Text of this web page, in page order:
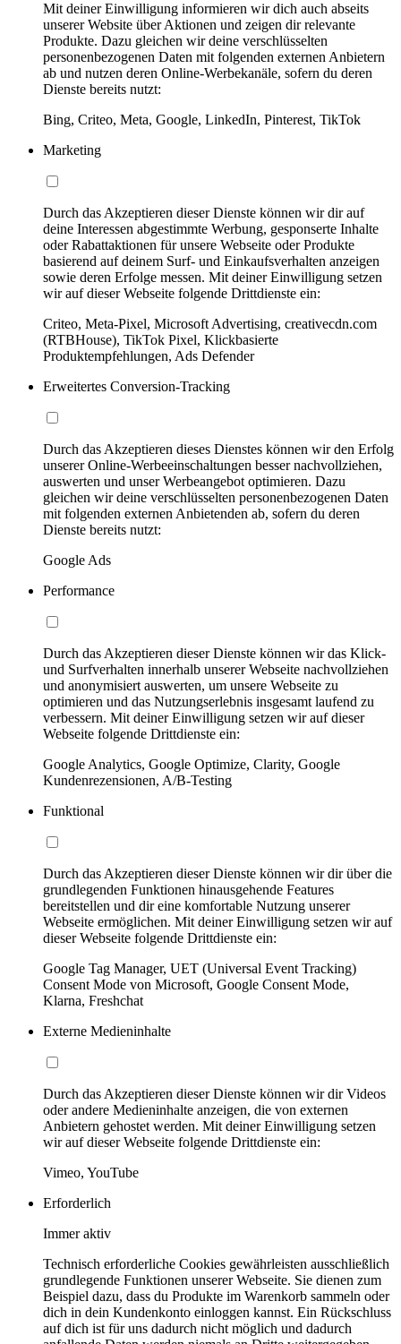
Mit deiner Einwilligung informieren wir dich auch abseits
unserer Website über Aktionen und zeigen dir relevante
Produkte. Dazu gleichen wir deine verschlüsselten
personenbezogenen Daten mit folgenden externen Anbietern
ab und nutzen deren Online-Werbekanäle, sofern du deren
Dienste bereits nutzt:
Bing, Criteo, Meta, Google, LinkedIn, Pinterest, TikTok
Marketing
Durch das Akzeptieren dieser Dienste können wir dir auf
deine Interessen abgestimmte Werbung, gesponserte Inhalte
oder Rabattaktionen für unsere Webseite oder Produkte
basierend auf deinem Surf- und Einkaufsverhalten anzeigen
sowie deren Erfolge messen. Mit deiner Einwilligung setzen
wir auf dieser Webseite folgende Drittdienste ein:
Criteo, Meta-Pixel, Microsoft Advertising, creativecdn.com
(RTBHouse), TikTok Pixel, Klickbasierte
Produktempfehlungen, Ads Defender
Erweitertes Conversion-Tracking
Durch das Akzeptieren dieses Dienstes können wir den Erfolg
unserer Online-Werbeeinschaltungen besser nachvollziehen,
auswerten und unser Werbeangebot optimieren. Dazu
gleichen wir deine verschlüsselten personenbezogenen Daten
mit folgenden externen Anbietenden ab, sofern du deren
Dienste bereits nutzt:
Google Ads
Performance
Durch das Akzeptieren dieser Dienste können wir das Klick-
und Surfverhalten innerhalb unserer Webseite nachvollziehen
und anonymisiert auswerten, um unsere Webseite zu
optimieren und das Nutzungserlebnis insgesamt laufend zu
verbessern. Mit deiner Einwilligung setzen wir auf dieser
Webseite folgende Drittdienste ein:
Google Analytics, Google Optimize, Clarity, Google
Kundenrezensionen, A/B-Testing
Funktional
Durch das Akzeptieren dieser Dienste können wir dir über die
grundlegenden Funktionen hinausgehende Features
bereitstellen und dir eine komfortable Nutzung unserer
Webseite ermöglichen. Mit deiner Einwilligung setzen wir auf
dieser Webseite folgende Drittdienste ein:
Google Tag Manager, UET (Universal Event Tracking)
Consent Mode von Microsoft, Google Consent Mode,
Klarna, Freshchat
Externe Medieninhalte
Durch das Akzeptieren dieser Dienste können wir dir Videos
oder andere Medieninhalte anzeigen, die von externen
Anbietern gehostet werden. Mit deiner Einwilligung setzen
wir auf dieser Webseite folgende Drittdienste ein:
Vimeo, YouTube
Erforderlich
Immer aktiv
Technisch erforderliche Cookies gewährleisten ausschließlich
grundlegende Funktionen unserer Webseite. Sie dienen zum
Beispiel dazu, dass du Produkte im Warenkorb sammeln oder
dich in dein Kundenkonto einloggen kannst. Ein Rückschluss
auf dich ist für uns dadurch nicht möglich und dadurch